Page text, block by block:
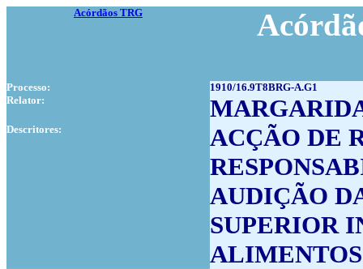
Acórdãos TRG
Processo:
1910/16.9T8BRG-A.G1
Relator:
Descritores:
ACÇÃO DE
AUDIÇÃO
SUPERIOR
ALIMENTOS